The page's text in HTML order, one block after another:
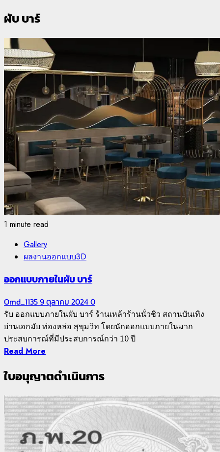
ผับ บาร์
1 minute read
Gallery
ผลงานออกแบบ3D
ออกแบบภายในผับ บาร์
Omd_11359 ตุลาคม 20240
รับ ออกแบบภายในผับ บาร์ ร้านเหล้าร้านนั่วชิว สถานบันเทิง
ย่านเอกมัย ท่องหล่อ สุขุมวิท โดยนักออกแบบภายในมาก
ประสบการณ์ที่มีประสบการณ์กว่า 10 ปี
Read More
ใบอนุญาตดำเนินการ